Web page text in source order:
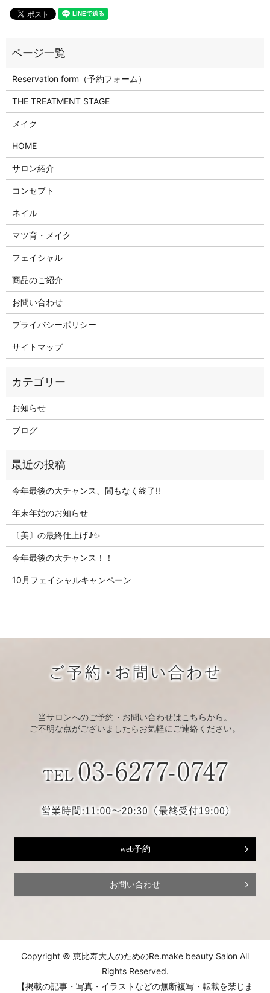
Reservation form（予約フォーム）
THE TREATMENT STAGE
メイク
HOME
サロン紹介
コンセプト
ネイル
マツ育・メイク
フェイシャル
商品のご紹介
お問い合わせ
プライバシーポリシー
サイトマップ
お知らせ
ブログ
今年最後の大チャンス、間もなく終了‼
年末年始のお知らせ
〔美〕の最終仕上げ♪✨
今年最後の大チャンス！！
10月フェイシャルキャンペーン
当サロンへのご予約・お問い合わせはこちらから。
ご不明な点がございましたらお気軽にご連絡ください。
web予約
お問い合わせ
Copyright © 恵比寿大人のためのRe.make beauty Salon All
Rights Reserved.
【掲載の記事・写真・イラストなどの無断複写・転載を禁じま